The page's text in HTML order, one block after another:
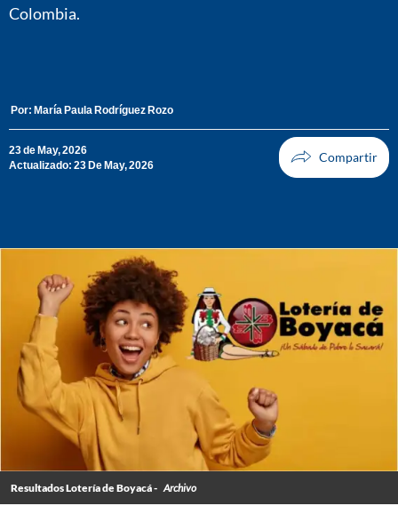
Colombia.
Por: María Paula Rodríguez Rozo
23 de May, 2026
Actualizado: 23 De May, 2026
Resultados Lotería de Boyacá - Archivo